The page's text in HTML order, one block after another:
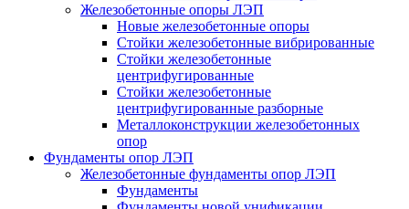
Железобетонные опоры ЛЭП
Новые железобетонные опоры
Стойки железобетонные вибрированные
Стойки железобетонные
центрифугированные
Стойки железобетонные
центрифугированные разборные
Металлоконструкции железобетонных
опор
Фундаменты опор ЛЭП
Железобетонные фундаменты опор ЛЭП
Фундаменты